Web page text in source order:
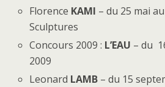
Florence KAMI – du 25 mai
Sculptures
Concours 2009 : L’EAU – du
2009
Leonard LAMB – du 15